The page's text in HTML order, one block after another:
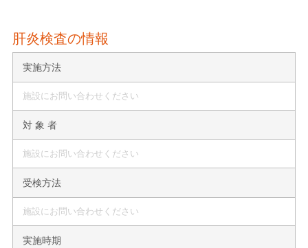
肝炎検査の情報
実施方法
施設にお問い合わせください
対 象 者
施設にお問い合わせください
受検方法
施設にお問い合わせください
実施時期